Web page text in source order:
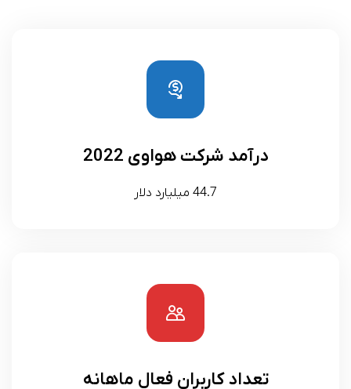
درآمد شرکت هواوی 2022
44.7 میلیارد دلار
تعداد کاربران فعال ماهانه